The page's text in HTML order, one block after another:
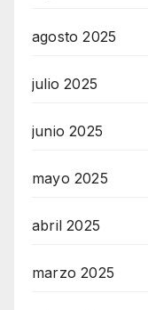
agosto 2025
julio 2025
junio 2025
mayo 2025
abril 2025
marzo 2025